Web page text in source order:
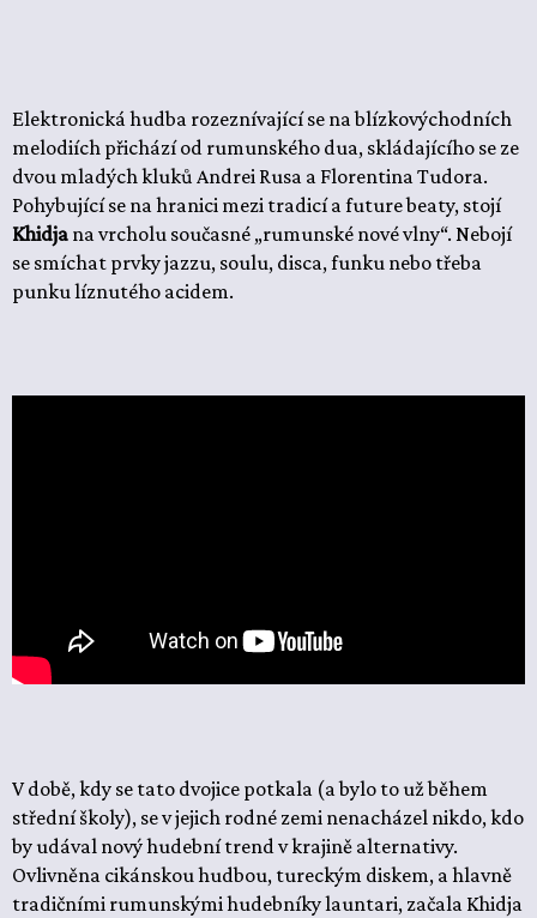
Elektronická hudba rozeznívající se na blízkovýchodních
melodiích přichází od rumunského dua, skládajícího se ze
dvou mladých kluků Andrei Rusa a Florentina Tudora.
Pohybující se na hranici mezi tradicí a future beaty, stojí
Khidja na vrcholu současné „rumunské nové vlny“. Nebojí
se smíchat prvky jazzu, soulu, disca, funku nebo třeba
punku líznutého acidem.
V době, kdy se tato dvojice potkala (a bylo to už během
střední školy), se v jejich rodné zemi nenacházel nikdo, kdo
by udával nový hudební trend v krajině alternativy.
Ovlivněna cikánskou hudbou, tureckým diskem, a hlavně
tradičními rumunskými hudebníky launtari, začala Khidja